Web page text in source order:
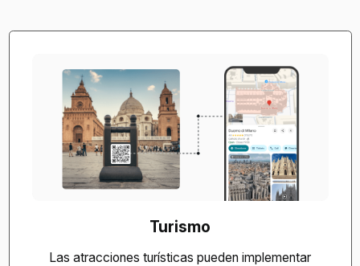
Turismo
Las atracciones turísticas pueden implementar